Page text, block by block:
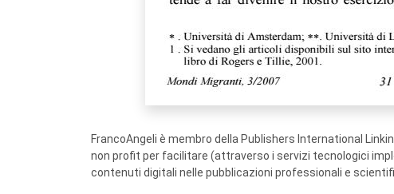
FrancoAngeli è membro della Publishers International
non profit per facilitare (attraverso i servizi tecnologici
contenuti digitali nelle pubblicazioni professionali e